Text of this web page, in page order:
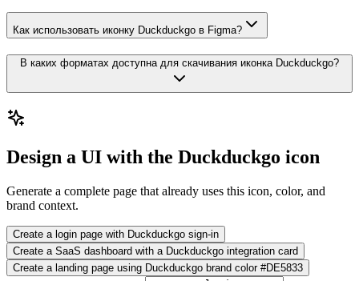
Как использовать иконку Duckduckgo в Figma?
В каких форматах доступна для скачивания иконка Duckduckgo?
Design a UI with the Duckduckgo icon
Generate a complete page that already uses this icon, color, and
brand context.
Create a login page with Duckduckgo sign-in
Create a SaaS dashboard with a Duckduckgo integration card
Create a landing page using Duckduckgo brand color #DE5833